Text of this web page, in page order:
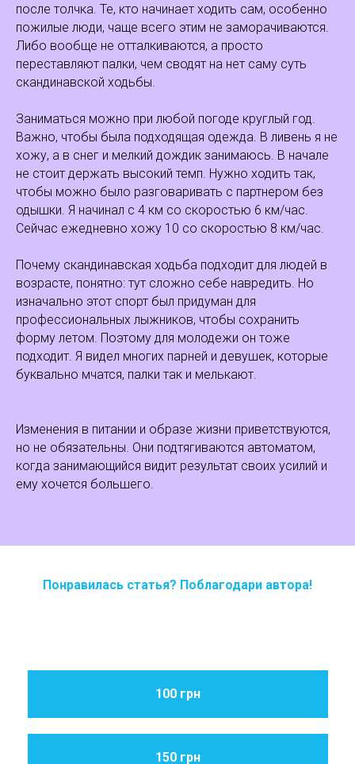
после толчка. Те, кто начинает ходить сам, особенно
пожилые люди, чаще всего этим не заморачиваются.
Либо вообще не отталкиваются, а просто
переставляют палки, чем сводят на нет саму суть
скандинавской ходьбы.
Заниматься можно при любой погоде круглый год.
Важно, чтобы была подходящая одежда. В ливень я не
хожу, а в снег и мелкий дождик занимаюсь. В начале
не стоит держать высокий темп. Нужно ходить так,
чтобы можно было разговаривать с партнером без
одышки. Я начинал с 4 км со скоростью 6 км/час.
Сейчас ежедневно хожу 10 со скоростью 8 км/час.
Почему скандинавская ходьба подходит для людей в
возрасте, понятно: тут сложно себе навредить. Но
изначально этот спорт был придуман для
профессиональных лыжников, чтобы сохранить
форму летом. Поэтому для молодежи он тоже
подходит. Я видел многих парней и девушек, которые
буквально мчатся, палки так и мелькают.
Изменения в питании и образе жизни приветствуются,
но не обязательны. Они подтягиваются автоматом,
когда занимающийся видит результат своих усилий и
ему хочется большего.
Понравилась статья? Поблагодари автора!
100 грн
150 грн